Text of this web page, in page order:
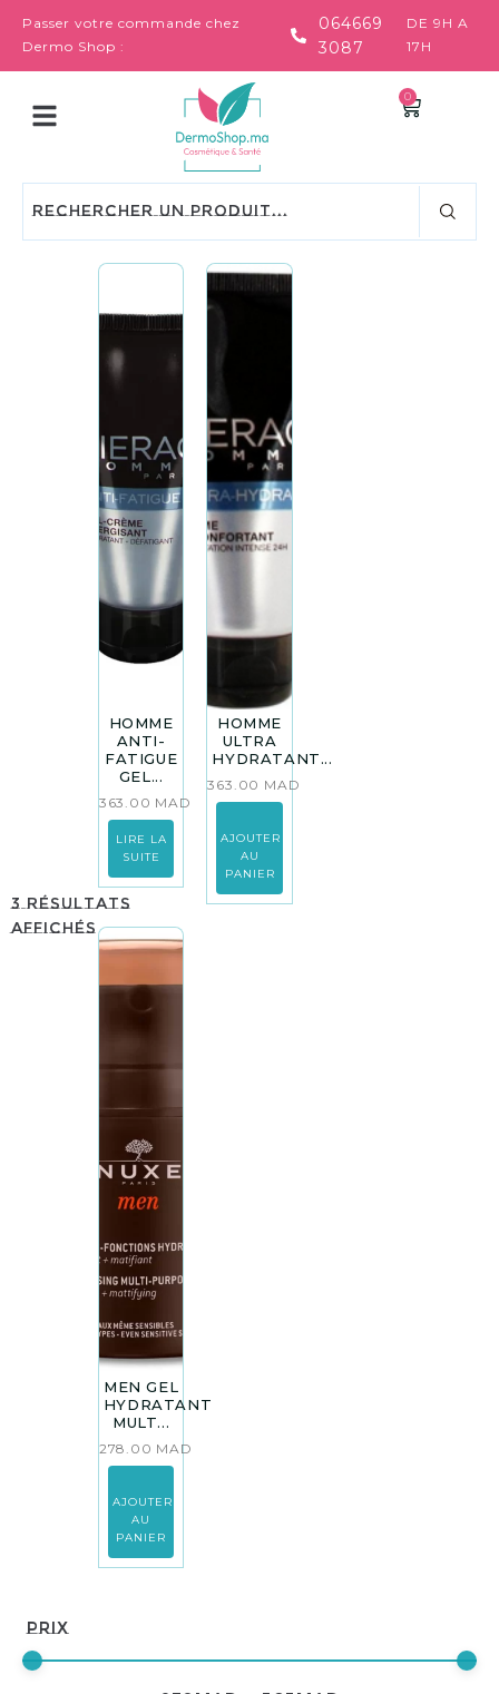
Passer votre commande chez
Dermo Shop :
064669
3087
DE 9H A
17H
0
Prix
3 résultats
affichés
HOMME
ANTI-
FATIGUE
GEL...
363.00 MAD
LIRE LA
SUITE
HOMME
ULTRA
HYDRATANT...
363.00 MAD
AJOUTER
AU
PANIER
MEN GEL
HYDRATANT
MULT...
278.00 MAD
AJOUTER
AU
PANIER